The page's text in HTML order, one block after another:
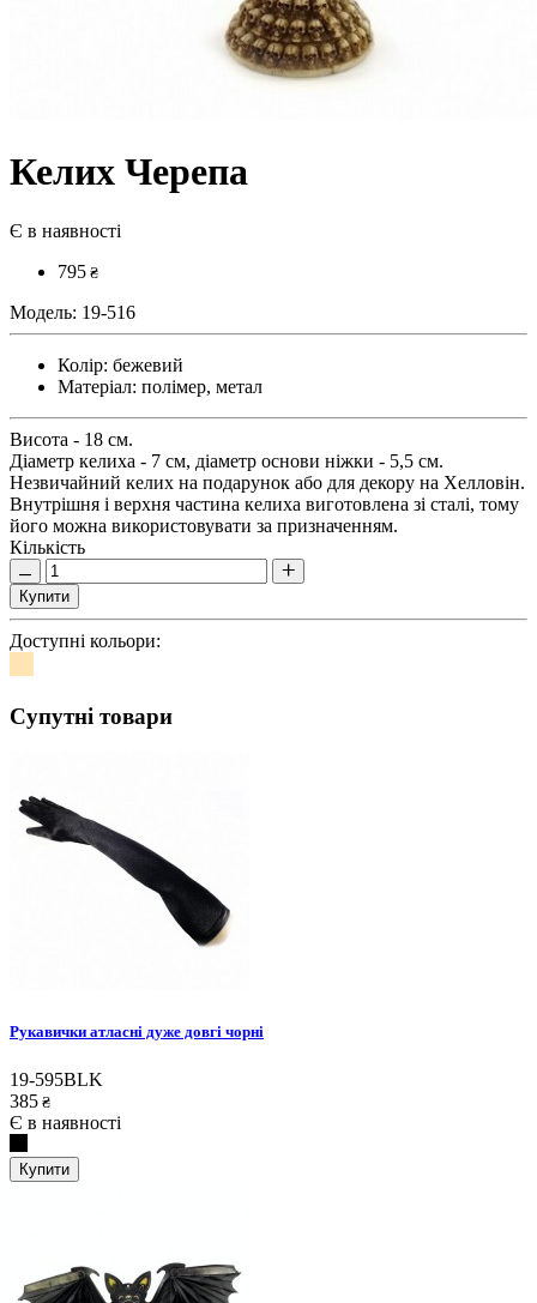
Келих Черепа
Є в наявності
795 ₴
Модель: 19-516
Колір: бежевий
Матеріал: полімер, метал
Висота - 18 см.
Діаметр келиха - 7 см, діаметр основи ніжки - 5,5 см.
Незвичайний келих на подарунок або для декору на Хелловін.
Внутрішня і верхня частина келиха виготовлена зі сталі, тому
його можна використовувати за призначенням.
Кількість
Купити
Доступні кольори:
Супутні товари
Рукавички атласні дуже довгі чорні
19-595BLK
385 ₴
Є в наявності
Купити